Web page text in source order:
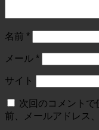
名前 *
メール *
サイト
次回のコメントで
前、メールアドレス